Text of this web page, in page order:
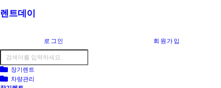
렌트데이
로그인 회원가입
장기렌트
차량관리